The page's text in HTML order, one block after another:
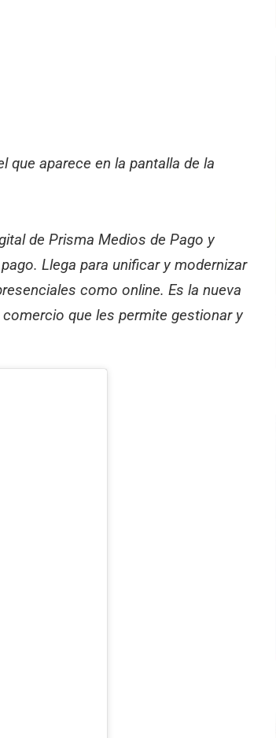
que aparece en la pantalla de la
de Prisma Medios de Pago y
Llega para unificar y modernizar
como online. Es la nueva
que les permite gestionar y